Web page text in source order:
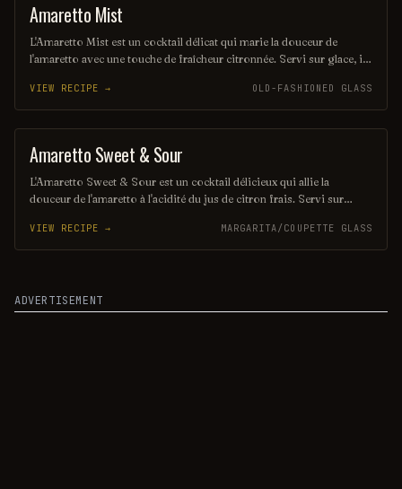
ORDINARY DRINK
Amaretto Mist
L'Amaretto Mist est un cocktail délicat qui marie la douceur de
l'amaretto avec une touche de fraîcheur citronnée. Servi sur glace, il
rafraîchissante, idéale pour les soirées entre amis. Sa couleur dorée
et son arôme subtil en font une boisson à la fois élégante et
savoureuse.
VIEW RECIPE → OLD-FASHIONED GLASS
PUNCH / PARTY DRINK
Amaretto Sweet & Sour
L'Amaretto Sweet & Sour est un cocktail délicieux qui allie la
douceur de l'amaretto à l'acidité du jus de citron frais. Servi sur
pour les amateurs de saveurs sucrées et acidulées. Avec une touche
de grenadine, ce cocktail séduit par sa couleur vibrante et son goût
VIEW RECIPE → MARGARITA/COUPETTE GLASS
ADVERTISEMENT